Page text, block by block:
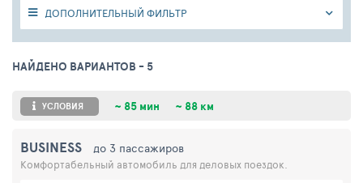
ДОПОЛНИТЕЛЬНЫЙ ФИЛЬТР
НАЙДЕНО ВАРИАНТОВ - 5
УСЛОВИЯ ~ 85 мин ~ 88 км
BUSINESS до 3 пассажиров
Комфортабельный автомобиль для деловых поездок.